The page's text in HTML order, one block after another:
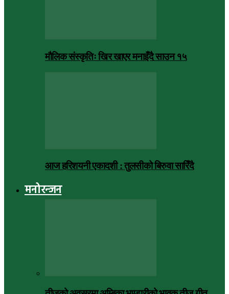
मौलिक संस्कृतिः खिर खाएर मनाइँदै साउन १५
आज हरिशयनी एकादशी : तुलसीको बिरुवा सारिँदै
मनोरन्जन